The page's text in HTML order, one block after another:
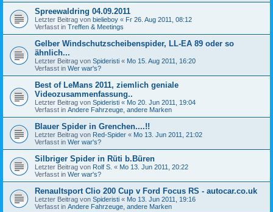
Spreewaldring 04.09.2011
Letzter Beitrag von bielieboy « Fr 26. Aug 2011, 08:12
Verfasst in Treffen & Meetings
Gelber Windschutzscheibenspider, LL-EA 89 oder so
ähnlich...
Letzter Beitrag von Spideristi « Mo 15. Aug 2011, 16:20
Verfasst in Wer war's?
Best of LeMans 2011, ziemlich geniale
Videozusammenfassung..
Letzter Beitrag von Spideristi « Mo 20. Jun 2011, 19:04
Verfasst in Andere Fahrzeuge, andere Marken
Blauer Spider in Grenchen....!!
Letzter Beitrag von Red-Spider « Mo 13. Jun 2011, 21:02
Verfasst in Wer war's?
Silbriger Spider in Rüti b.Büren
Letzter Beitrag von Rolf S. « Mo 13. Jun 2011, 20:22
Verfasst in Wer war's?
Renaultsport Clio 200 Cup v Ford Focus RS - autocar.co.uk
Letzter Beitrag von Spideristi « Mo 13. Jun 2011, 19:16
Verfasst in Andere Fahrzeuge, andere Marken